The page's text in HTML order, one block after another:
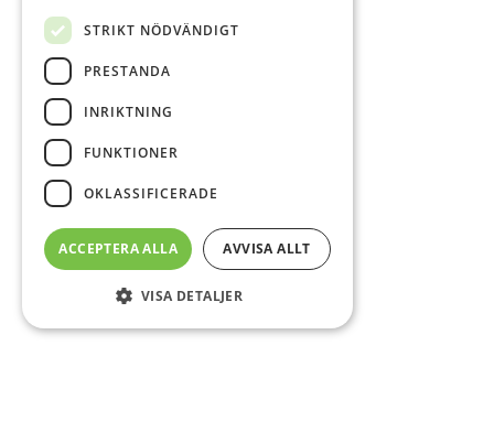
STRIKT NÖDVÄNDIGT
PRESTANDA
INRIKTNING
FUNKTIONER
OKLASSIFICERADE
ACCEPTERA ALLA AVVISA ALLT
VISA DETALJER